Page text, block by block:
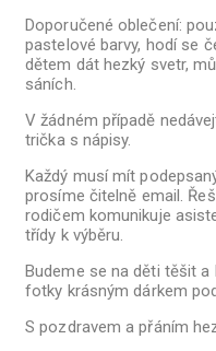
Doporučené oblečení:
pastelové barvy, hodí se
dětem dát hezký svetr,
sáních.
V žádném případě
trička s nápisy.
Každý musí mít
prosíme čitelně email.
rodičem komunikuje
třídy k výběru.
Budeme se na děti těšit a
fotky krásným dárkem
S pozdravem a přáním